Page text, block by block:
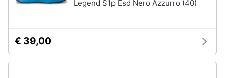
Anelli
Orecchini
Legend S1p Esd Nero Azzurro (40)
€ 39,00